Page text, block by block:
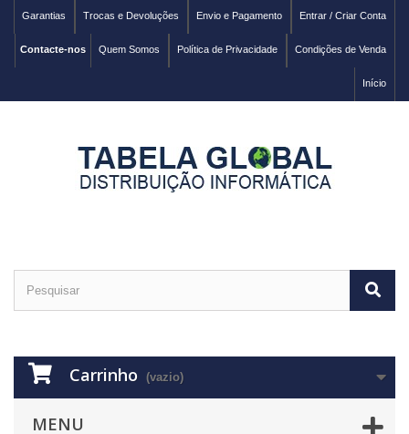
Entrar / Criar Conta
Envio e Pagamento
Trocas e Devoluções
Garantias
Condições de Venda
Política de Privacidade
Quem Somos
Contacte-nos
Início
Carrinho (vazio)
MENU